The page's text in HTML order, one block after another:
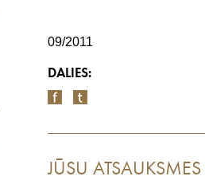
09/2011
DALIES:
JŪSU ATSAUKSMES